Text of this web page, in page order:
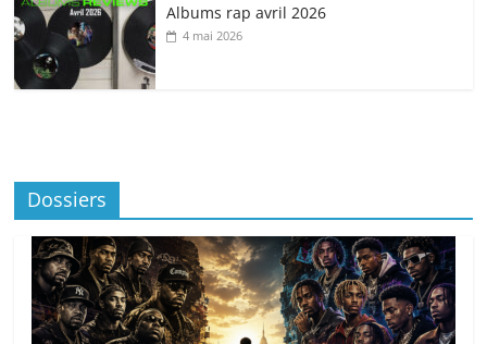
Albums rap avril 2026
4 mai 2026
Dossiers